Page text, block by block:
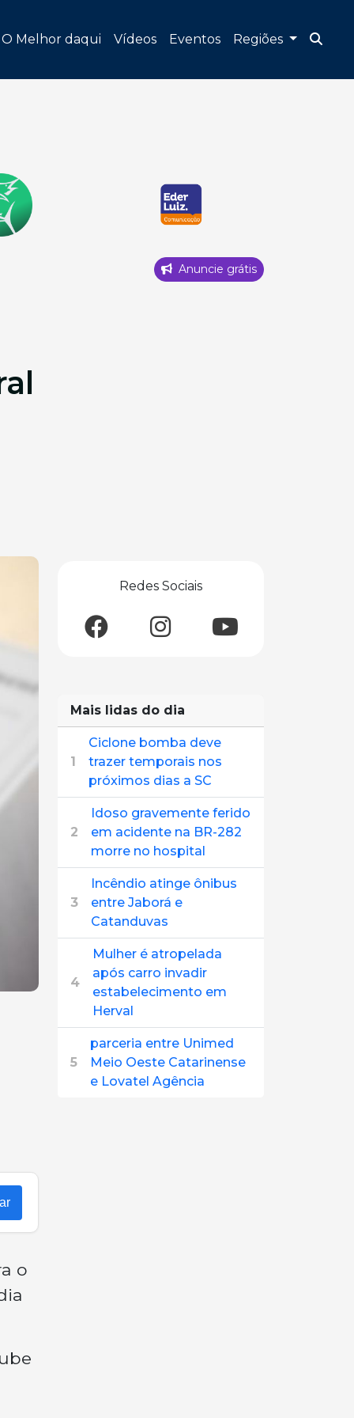
O Melhor daqui Vídeos Eventos Regiões
Anuncie grátis
o
Redes Sociais
Mais lidas do dia
1
Ciclone bomba deve
trazer temporais nos
próximos dias a SC
2
Idoso gravemente ferido
em acidente na BR-282
morre no hospital
3
Incêndio atinge ônibus
entre Jaborá e
Catanduvas
4
Mulher é atropelada
após carro invadir
estabelecimento em
Herval
5
parceria entre Unimed
Meio Oeste Catarinense
e Lovatel Agência